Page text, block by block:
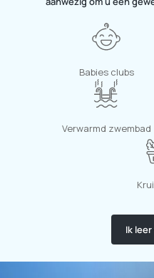
Babies clubs
Verwarmd zwembad
Ik